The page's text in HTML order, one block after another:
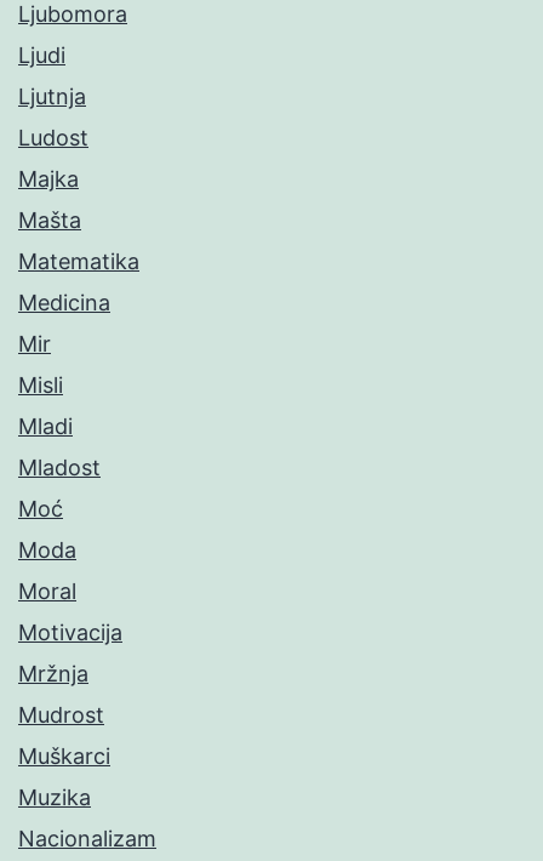
Ljubomora
Ljudi
Ljutnja
Ludost
Majka
Mašta
Matematika
Medicina
Mir
Misli
Mladi
Mladost
Moć
Moda
Moral
Motivacija
Mržnja
Mudrost
Muškarci
Muzika
Nacionalizam